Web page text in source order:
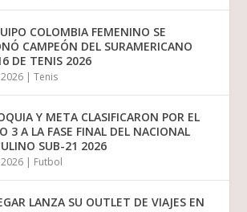
COLOMBIA FEMENINO SE
CAMPEÓN DEL SURAMERICANO
DE TENIS 2026
|Tenis
Y META CLASIFICARON POR EL
3 A LA FASE FINAL DEL NACIONAL
SUB-21 2026
| Futbol
LANZA SU OUTLET DE VIAJES EN